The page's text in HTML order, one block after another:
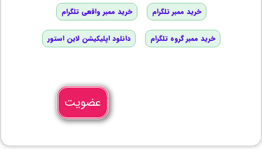
خرید ممبر تلگرام خرید ممبر واقعی تلگرام
خرید ممبر گروه تلگرام دانلود اپلیکیشن لاین استور
عضویت